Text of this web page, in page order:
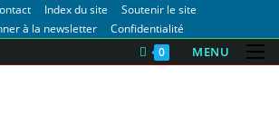
Index du site
Soutenir le site
à la newsletter
Confidentialité
0
MENU